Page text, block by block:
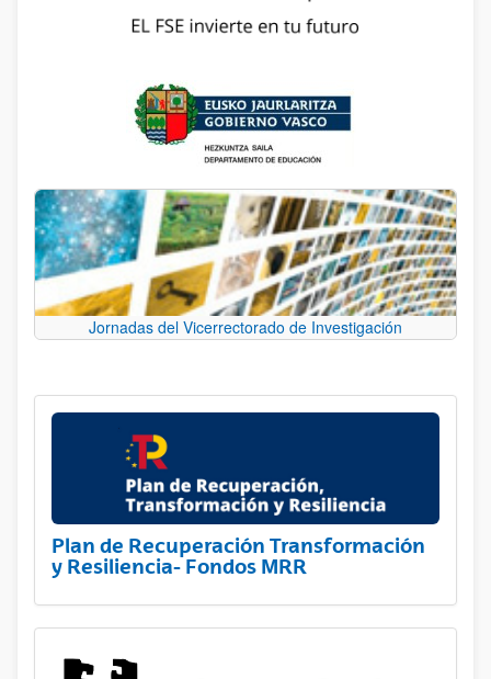
Jornadas del Vicerrectorado de Investigación
Plan de Recuperación Transformación
y Resiliencia- Fondos MRR